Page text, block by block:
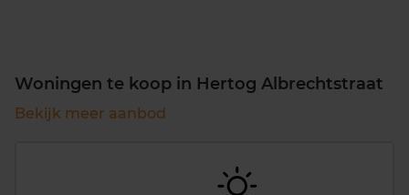
Woningen te koop in Hertog Albrechtstraat
Bekijk meer aanbod